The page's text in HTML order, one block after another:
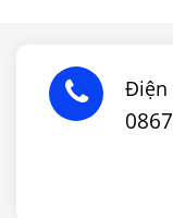
Điện